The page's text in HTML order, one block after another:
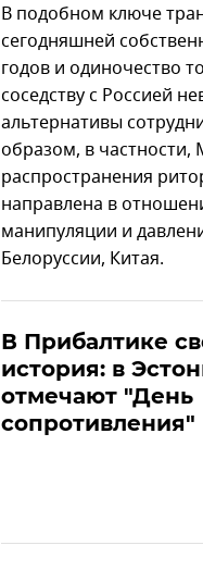
В подобном ключе
сегодняшней
годов и одиночество
соседству с Россией
альтернативы
образом, в
распространения
направлена в
манипуляции и
Белоруссии, Китая.
В Прибалтике
история: в
отмечают "День
сопротивления"